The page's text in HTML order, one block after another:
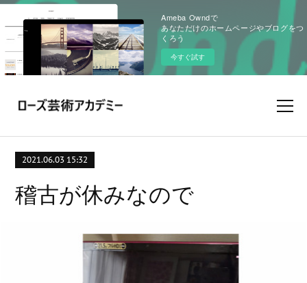
Ameba Owndで
あなただけのホームページやブログをつ
くろう
今すぐ試す
2021.06.03 15:32
稽古が休みなので